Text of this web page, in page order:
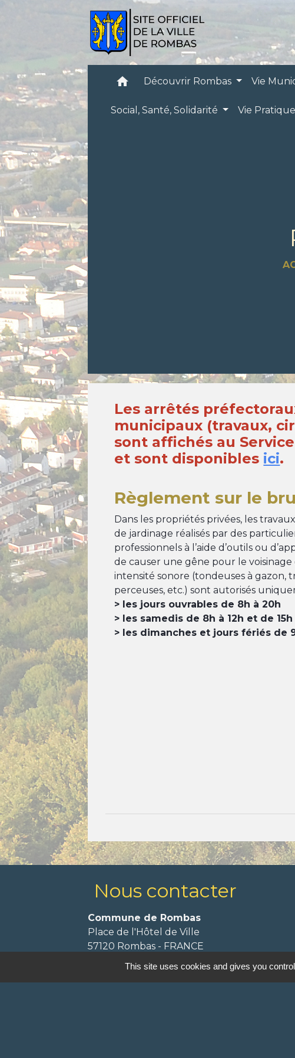
home Découvrir Rombas Vie
Social, Santé, Solidarité Vie Pratique
Les arrêtés
municipaux (travaux,
sont affichés au
et sont disponibles ici.
Règlement sur le
Dans les propriétés privées, les
de jardinage réalisés par des
professionnels à l’aide d’outils ou
de causer une gêne pour le
intensité sonore (tondeuses à gazon,
perceuses, etc.) sont autorisés
> les jours ouvrables de 8h à 20h
> les samedis de 8h à 12h et de 15h
> les dimanches et jours fériés de
Nous contacter
Commune de Rombas
Place de l'Hôtel de Ville
57120 Rombas - FRANCE
+33 3 87 67 92 20
This site uses cookies and gives you